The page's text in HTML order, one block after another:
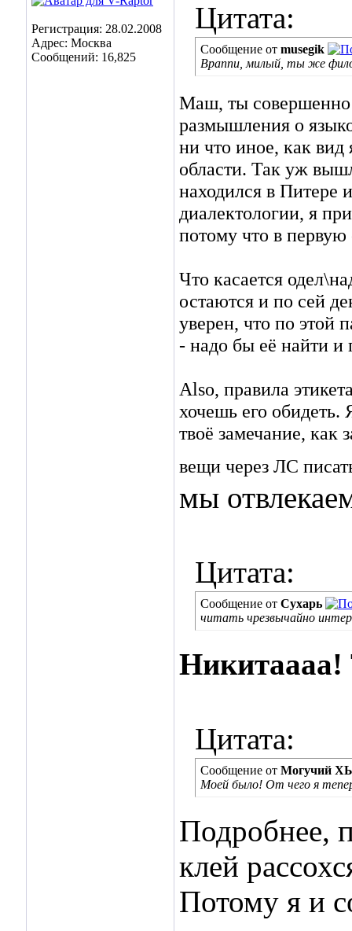
Регистрация: 28.02.2008
Адрес: Москва
Сообщений: 16,825
Цитата:
Сообщение от musegik
Враппи, милый, ты же
Маш, ты совершенно
размышления о
ни что иное, как
области. Так уж
находился в Питере
диалектологии, я
потому что в первую
Что касается
остаются и по сей
уверен, что по этой
- надо бы её найти и
Also, правила
хочешь его обидеть.
твоё замечание, как
вещи через ЛС
мы
Цитата:
Сообщение от Сухарь
читать чрезвычайно
Никитаааа!
Цитата:
Сообщение от Могучий
Моей было! От чего я
Подробнее,
клей
Потому я и